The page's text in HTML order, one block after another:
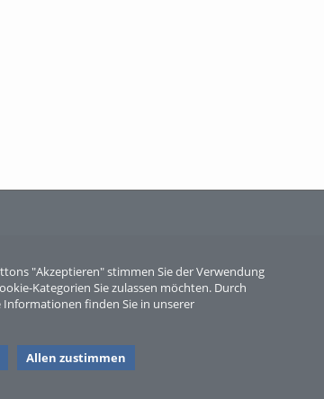
"Akzeptieren" stimmen Sie der Verwendung
Kategorien Sie zulassen möchten. Durch
Informationen finden Sie in unserer
Allen zustimmen
Sperber